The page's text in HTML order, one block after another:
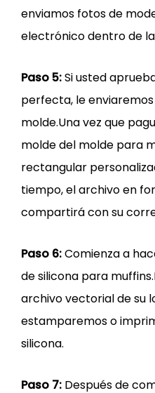
enviamos fotos de
electrónico dentro de
Paso 5:Si usted
perfecta, le
molde.Una vez que
molde del molde para
rectangular
tiempo, el archivo en
compartirá con su
Paso 6:Comienza a
de silicona para
archivo vectorial de su
estamparemos o
silicona.
Paso 7: Después de